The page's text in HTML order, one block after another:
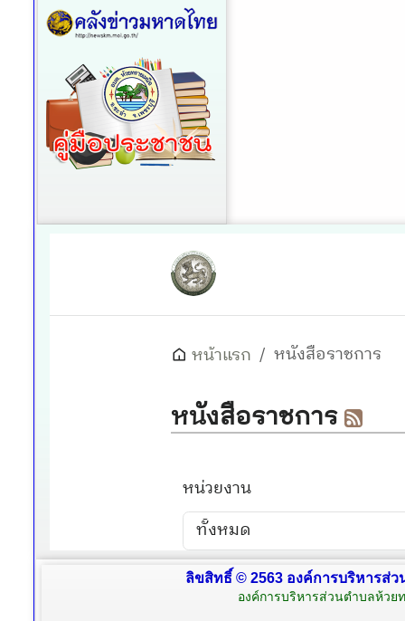
ลิขสิทธิ์ © 2563 องค์การบริหารส่
องค์การบริหารส่วนตำบลห้วย